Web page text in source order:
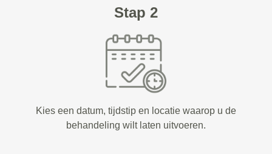
Stap 2
Kies een datum, tijdstip en locatie waarop u de
behandeling wilt laten uitvoeren.